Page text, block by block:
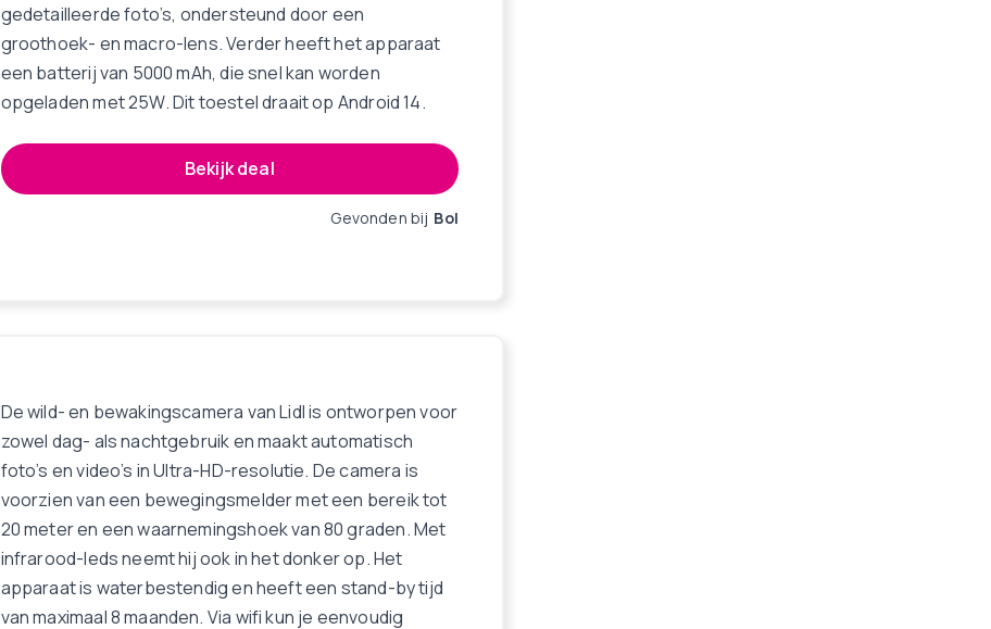
gedetailleerde foto’s, ondersteund door een
groothoek- en macro-lens. Verder heeft het apparaat
een batterij van 5000 mAh, die snel kan worden
opgeladen met 25W. Dit toestel draait op Android 14.
Bekijk deal
Gevonden bij Bol
De wild- en bewakingscamera van Lidl is ontworpen voor
zowel dag- als nachtgebruik en maakt automatisch
foto’s en video’s in Ultra-HD-resolutie. De camera is
voorzien van een bewegingsmelder met een bereik tot
20 meter en een waarnemingshoek van 80 graden. Met
infrarood-leds neemt hij ook in het donker op. Het
apparaat is waterbestendig en heeft een stand-by tijd
van maximaal 8 maanden. Via wifi kun je eenvoudig